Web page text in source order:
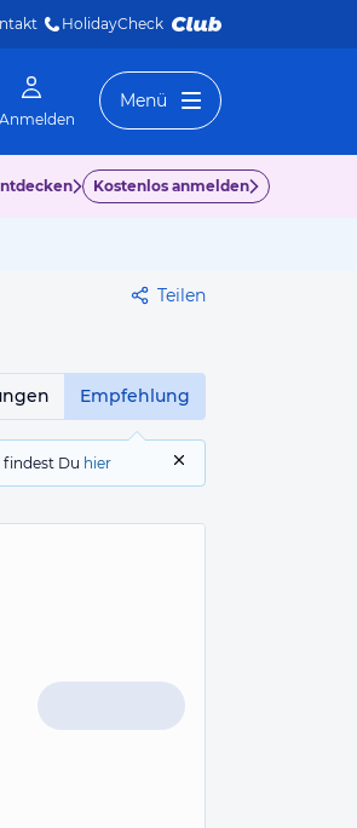
HolidayCheck
Anmelden
Menü
Kostenlos anmelden
Teilen
Empfehlung
findest Du hier